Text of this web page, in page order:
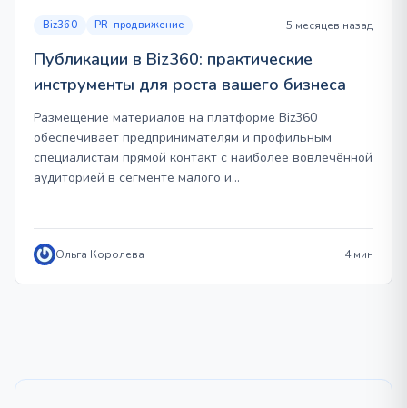
Biz360 PR-продвижение 5 месяцев назад
Публикации в Biz360: практические
инструменты для роста вашего бизнеса
Размещение материалов на платформе Biz360
обеспечивает предпринимателям и профильным
специалистам прямой контакт с наиболее вовлечённой
аудиторией в сегменте малого и…
Ольга Королева 4 мин